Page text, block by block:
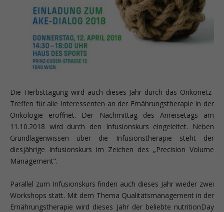
Die Herbsttagung wird auch dieses Jahr durch das Onkonetz-
Treffen für alle Interessenten an der Ernährungstherapie in der
Onkologie eröffnet. Der Nachmittag des Anreisetags am
11.10.2018 wird durch den Infusionskurs eingeleitet. Neben
Grundlagenwissen über die Infusionstherapie steht der
diesjährige Infusionskurs im Zeichen des „Precision Volume
Management“.
Parallel zum Infusionskurs finden auch dieses Jahr wieder zwei
Workshops statt. Mit dem Thema Qualitätsmanagement in der
Ernährungstherapie wird dieses Jahr der beliebte nutritionDay